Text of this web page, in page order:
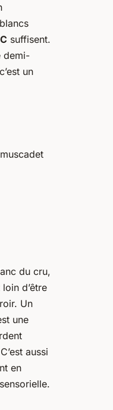
suffisent.
demi-
un
du cru,
d’être
Un
une
aussi
en